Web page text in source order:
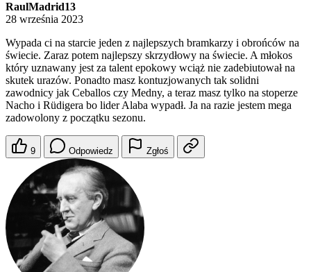
RaulMadrid13
28 września 2023
Wypada ci na starcie jeden z najlepszych bramkarzy i obrońców na
świecie. Zaraz potem najlepszy skrzydłowy na świecie. A młokos
który uznawany jest za talent epokowy wciąż nie zadebiutował na
skutek urazów. Ponadto masz kontuzjowanych tak solidni
zawodnicy jak Ceballos czy Medny, a teraz masz tylko na stoperze
Nacho i Rüdigera bo lider Alaba wypadł. Ja na razie jestem mega
zadowolony z początku sezonu.
9 Odpowiedz Zgłoś